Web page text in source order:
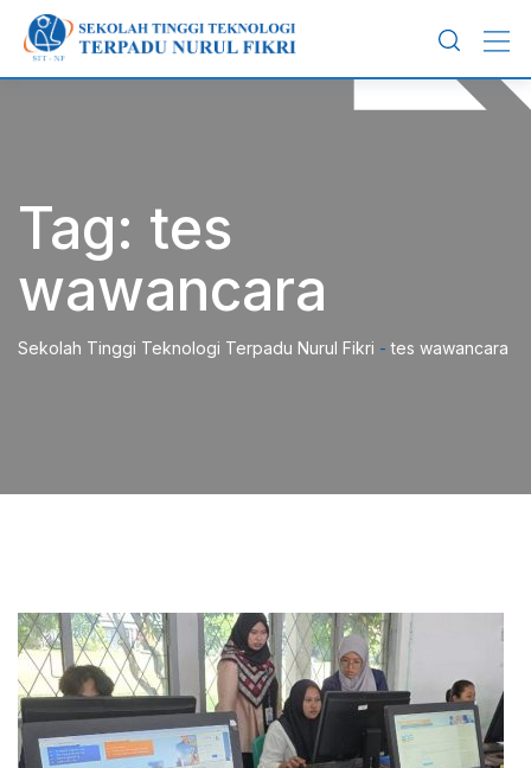
content
Tag: tes
wawancara
Sekolah Tinggi Teknologi Terpadu Nurul Fikri -tes wawancara